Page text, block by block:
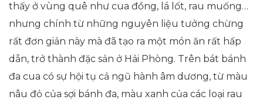
thấy ở vùng quê như cua đồng, lá lốt, rau muống…
nhưng chính từ những nguyên liệu tưởng chừng
rất đơn giản này mà đã tạo ra một món ăn rất hấp
dẫn, trở thành đặc sản ở Hải Phòng. Trên bát bánh
đa cua có sự hội tụ cả ngũ hành âm dương, từ màu
nâu đỏ của sợi bánh đa, màu xanh của các loại rau